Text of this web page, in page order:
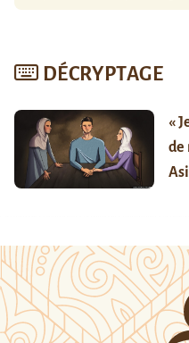
DÉCRYPTAGE
«
de